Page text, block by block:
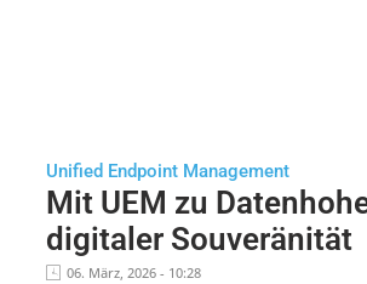
Unified Endpoint Management
Mit UEM zu
digitaler Souveränität
06. März, 2026 - 10:28